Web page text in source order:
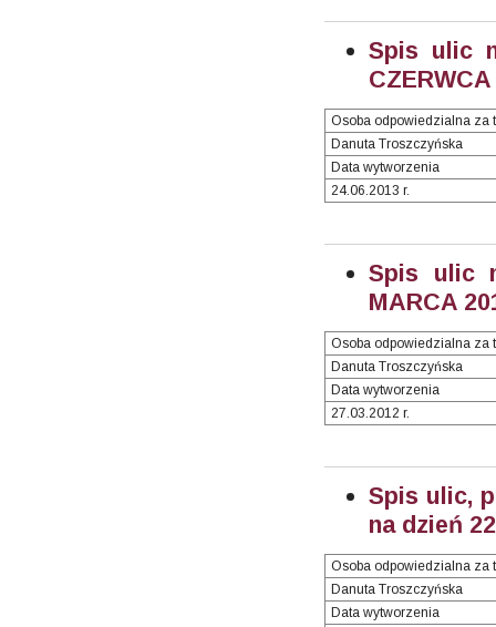
Spis ulic
Osoba odpowiedzialna za
Danuta Troszczyńska
Data wytworzenia
24.06.2013 r.
Spis ulic
MARCA
Osoba odpowiedzialna za
Danuta Troszczyńska
Data wytworzenia
27.03.2012 r.
Spis ulic,
na dzień
Osoba odpowiedzialna za
Danuta Troszczyńska
Data wytworzenia